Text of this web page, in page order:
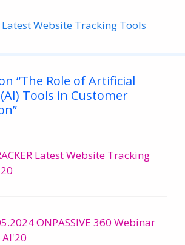
A
pLatest Website Tracking Tools
“The Role of Artificial
Tools in Customer
Latest Website Tracking
ONPASSIVE 360 Webinar
AI'20